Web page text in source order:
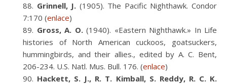
Grinnell, J. (1905). The Pacific Nighthawk. Condor
7:170 (enlace)
Gross, A. O.(1940). «Eastern Nighthawk.» In Life
histories of North American cuckoos, goatsuckers,
hummingbirds, and their allies., edited by A. C. Bent,
206-234. U.S. Natl. Mus. Bull. 176. (enlace)
Hackett, S. J., R. T. Kimball, S. Reddy, R. C. K.